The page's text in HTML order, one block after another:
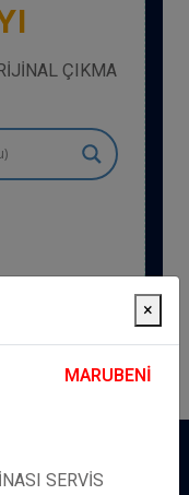
×
MARUBENİ
SERVİS
ÇIKMA